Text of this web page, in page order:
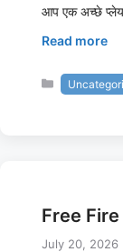
आप एक अच्छे
Read more
Categories
Free
July 20, 2026